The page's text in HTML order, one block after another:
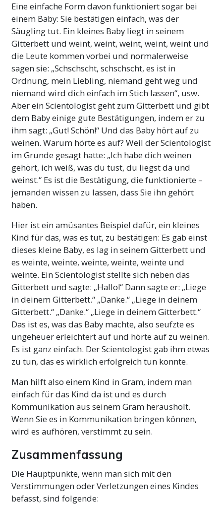
Eine einfache Form davon funktioniert sogar bei
einem Baby: Sie bestätigen einfach, was der
Säugling tut. Ein kleines Baby liegt in seinem
Gitterbett und weint, weint, weint, weint, weint und
die Leute kommen vorbei und normalerweise
sagen sie: „Schschscht, schschscht, es ist in
Ordnung, mein Liebling, niemand geht weg und
niemand wird dich einfach im Stich lassen“, usw.
Aber ein Scientologist geht zum Gitterbett und gibt
dem Baby einige gute Bestätigungen, indem er zu
ihm sagt: „Gut! Schön!“ Und das Baby hört auf zu
weinen. Warum hörte es auf? Weil der Scientologist
im Grunde gesagt hatte: „Ich habe dich weinen
gehört, ich weiß, was du tust, du liegst da und
weinst.“ Es ist die Bestätigung, die funktionierte –
jemanden wissen zu lassen, dass Sie ihn gehört
haben.
Hier ist ein amüsantes Beispiel dafür, ein kleines
Kind für das, was es tut, zu bestätigen: Es gab einst
dieses kleine Baby, es lag in seinem Gitterbett und
es weinte, weinte, weinte, weinte, weinte und
weinte. Ein Scientologist stellte sich neben das
Gitterbett und sagte: „Hallo!“ Dann sagte er: „Liege
in deinem Gitterbett.“ „Danke.“ „Liege in deinem
Gitterbett.“ „Danke.“ „Liege in deinem Gitterbett.“
Das ist es, was das Baby machte, also seufzte es
ungeheuer erleichtert auf und hörte auf zu weinen.
Es ist ganz einfach. Der Scientologist gab ihm etwas
zu tun, das es wirklich erfolgreich tun konnte.
Man hilft also einem Kind in Gram, indem man
einfach für das Kind da ist und es durch
Kommunikation aus seinem Gram herausholt.
Wenn Sie es in Kommunikation bringen können,
wird es aufhören, verstimmt zu sein.
Zusammenfassung
Die Hauptpunkte, wenn man sich mit den
Verstimmungen oder Verletzungen eines Kindes
befasst, sind folgende: